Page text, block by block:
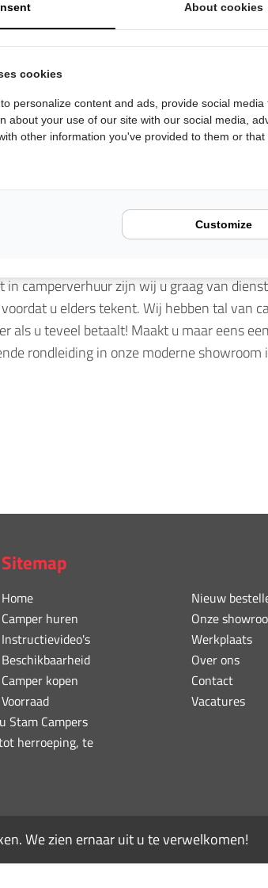
met 1.600 km per week vrij. Vanaf 3
een scherp tarief? Het is dus mogelijk.
campers treft u veel extra’s, zoals
airco én een fietsendrager. Een fiets
in Eindhoven of elders op uw gemak kunt
samen de stad in. Eindhoven heeft veel
zijn. De Sint-Catharinakerk is wel het
torens. Of bezoek de Genneper
komen. Bent u uitgekeken, dan rijdt u
huren of kopen heeft veel voordelen, maar
wat u gaat doen en waar u heen gaat.
camperverhuur zijn wij u graag van
u elders tekent. Wij hebben tal van
als u teveel betaalt! Maakt u maar eens
rondleiding in onze moderne showroom
Stam Campers
herroeping, te
Sitemap
Home
Camper huren
Instructievideo's
Beschikbaarheid
Camper kopen
Voorraad
Nieuw
Onze
Werkplaats
Over ons
Contact
Vacatures
We zien ernaar uit u te verwelkomen!
About cookies
cookies
personalize content and ads, provide social
about your use of our site with our social media,
other information you've provided to them or
Customize